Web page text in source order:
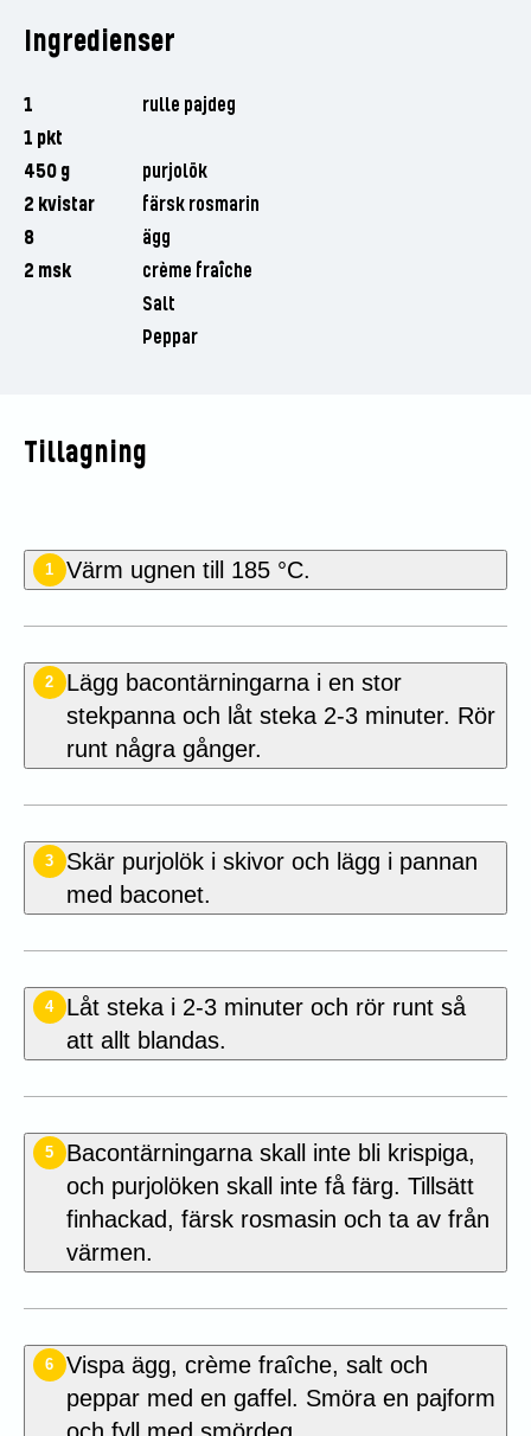
Ingredienser
1
rulle pajdeg
1 pkt
450 g
purjolök
2 kvistar
färsk rosmarin
8
ägg
2 msk
crème fraîche
Salt
Peppar
Tillagning
1 Värm ugnen till 185 °C.
2
Lägg bacontärningarna i en stor
stekpanna och låt steka 2-3 minuter. Rör
runt några gånger.
3
Skär purjolök i skivor och lägg i pannan
med baconet.
4
Låt steka i 2-3 minuter och rör runt så
att allt blandas.
5
Bacontärningarna skall inte bli krispiga,
och purjolöken skall inte få färg. Tillsätt
finhackad, färsk rosmasin och ta av från
värmen.
6
Vispa ägg, crème fraîche, salt och
peppar med en gaffel. Smöra en pajform